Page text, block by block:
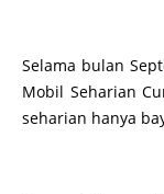
Selama bulan
Mobil Seharian
seharian hanya